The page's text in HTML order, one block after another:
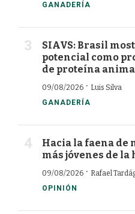
GANADERÍA
SIAVS: Brasil
potencial como
de proteína
09/08/2026 · Luis Silva
GANADERÍA
Hacia la faena de
más jóvenes de
09/08/2026 · Rafael
OPINIÓN